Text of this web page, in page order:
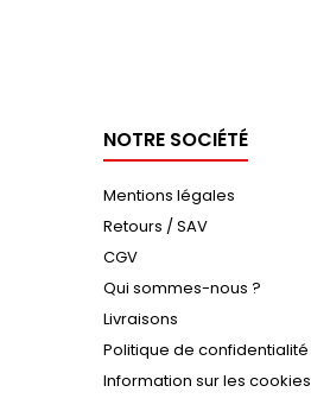
NOTRE SOCIÉTÉ
Mentions légales
Retours / SAV
CGV
Qui sommes-nous ?
Livraisons
Politique de confidentialité
Information sur les cookies